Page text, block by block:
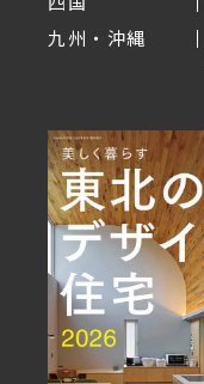
九州・沖縄